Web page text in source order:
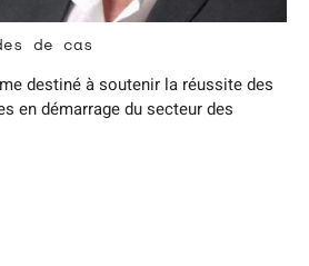
de cas
destiné à soutenir la réussite des
en démarrage du secteur des